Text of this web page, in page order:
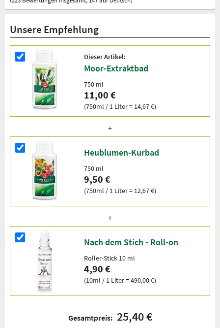
Unsere Empfehlung
Dieser Artikel:
Moor-Extraktbad
750 ml
11,00 €
(750ml / 1 Liter = 14,67 €)
Heublumen-Kurbad
750 ml
9,50 €
(750ml / 1 Liter = 12,67 €)
Nach dem Stich - Roll-on
Roller-Stick 10 ml
4,90 €
(10ml / 1 Liter = 490,00 €)
Gesamtpreis: 25,40 €